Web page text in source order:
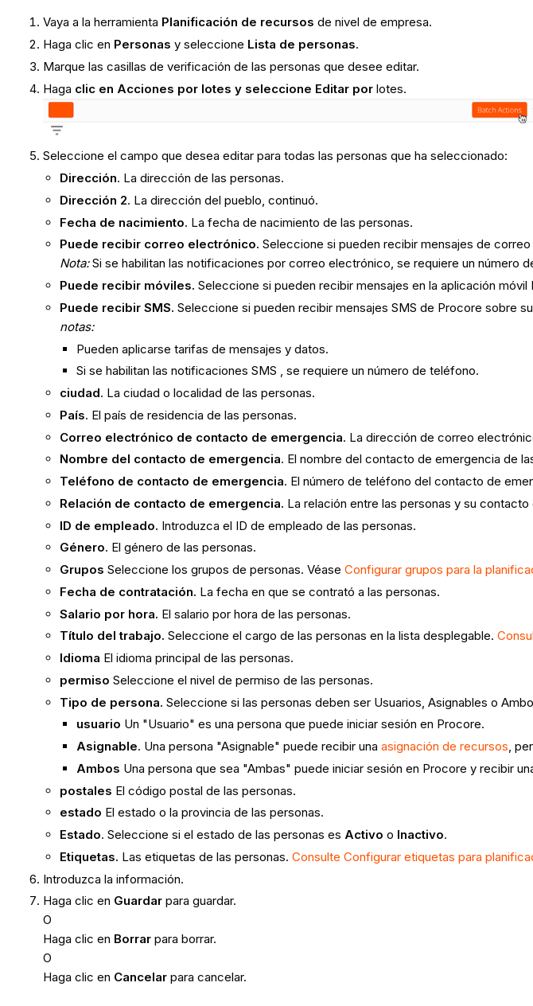
Vaya a la herramienta Planificación de recursos de nivel de empresa.
Haga clic en Personas y seleccione Lista de personas.
Marque las casillas de verificación de las personas que desee editar.
Haga clic en Acciones por lotes y seleccione Editar por lotes.
Seleccione el campo que desea editar para todas las personas que ha seleccionado:
Dirección. La dirección de las personas.
Dirección 2. La dirección del pueblo, continuó.
Fecha de nacimiento. La fecha de nacimiento de las personas.
Puede recibir correo electrónico. Seleccione si pueden recibir mensajes de
Nota:Si se habilitan las notificaciones por correo electrónico, se requiere un número
Puede recibir móviles.Seleccione si pueden recibir mensajes en la aplicación
Puede recibir SMS. Seleccione si pueden recibir mensajes SMS de Procore sobre
notas:
Pueden aplicarse tarifas de mensajes y datos.
Si se habilitan las notificaciones SMS , se requiere un número de teléfono.
ciudad. La ciudad o localidad de las personas.
País. El país de residencia de las personas.
Correo electrónico de contacto de emergencia. La dirección de correo
Nombre del contacto de emergencia. El nombre del contacto de emergencia de
Teléfono de contacto de emergencia. El número de teléfono del contacto de
Relación de contacto de emergencia. La relación entre las personas y su
ID de empleado. Introduzca el ID de empleado de las personas.
Género. El género de las personas.
Grupos Seleccione los grupos de personas. VéaseConfigurar grupos para la
Fecha de contratación. La fecha en que se contrató a las personas.
Salario por hora. El salario por hora de las personas.
Título del trabajo. Seleccione el cargo de las personas en la lista desplegable.
Idioma El idioma principal de las personas.
permiso Seleccione el nivel de permiso de las personas.
Tipo de persona.Seleccione si las personas deben ser Usuarios, Asignables o
usuario Un "Usuario" es una persona que puede iniciar sesión en Procore.
Asignable. Una persona "Asignable" puede recibir unaasignación de recursos,
Ambos Una persona que sea "Ambas" puede iniciar sesión en Procore y recibir
postales El código postal de las personas.
estado El estado o la provincia de las personas.
Estado. Seleccione si el estado de las personas es Activo o Inactivo.
Etiquetas. Las etiquetas de las personas.Consulte Configurar etiquetas para
Introduzca la información.
Haga clic en Guardar para guardar.
O
Haga clic en Borrar para borrar.
O
Haga clic en Cancelar para cancelar.